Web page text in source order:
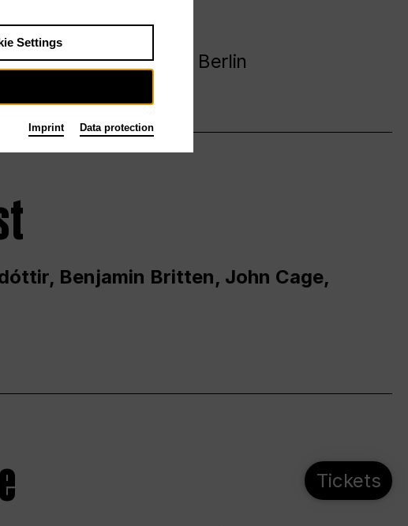
die Deutsche Oper Berlin
Benjamin Britten, John Cage,
Tickets
Settings
Imprint Data protection